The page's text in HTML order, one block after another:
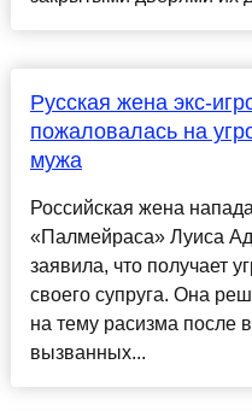
Русская жена экс-
пожаловалась на
мужа
Российская жена
«Палмейраса» Луиса
заявила, что получает
своего супруга. Она
на тему расизма после
вызванных...